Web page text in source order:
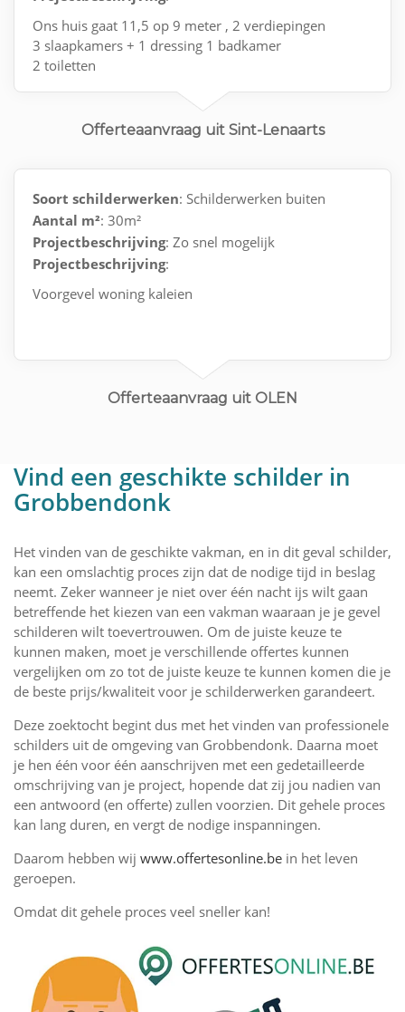
Ons huis gaat 11,5 op 9 meter , 2 verdiepingen
3 slaapkamers + 1 dressing 1 badkamer
2 toiletten
Offerteaanvraag uit Sint-Lenaarts
Soort schilderwerken: Schilderwerken buiten
Aantal m²: 30m²
Projectbeschrijving: Zo snel mogelijk
Projectbeschrijving:
Voorgevel woning kaleien
Offerteaanvraag uit OLEN
Vind een geschikte schilder in
Grobbendonk
Het vinden van de geschikte vakman, en in dit geval schilder,
kan een omslachtig proces zijn dat de nodige tijd in beslag
neemt. Zeker wanneer je niet over één nacht ijs wilt gaan
betreffende het kiezen van een vakman waaraan je je gevel
schilderen wilt toevertrouwen. Om de juiste keuze te
kunnen maken, moet je verschillende offertes kunnen
vergelijken om zo tot de juiste keuze te kunnen komen die je
de beste prijs/kwaliteit voor je schilderwerken garandeert.
Deze zoektocht begint dus met het vinden van professionele
schilders uit de omgeving van Grobbendonk. Daarna moet
je hen één voor één aanschrijven met een gedetailleerde
omschrijving van je project, hopende dat zij jou nadien van
een antwoord (en offerte) zullen voorzien. Dit gehele proces
kan lang duren, en vergt de nodige inspanningen.
Daarom hebben wij www.offertesonline.be in het leven
geroepen.
Omdat dit gehele proces veel sneller kan!